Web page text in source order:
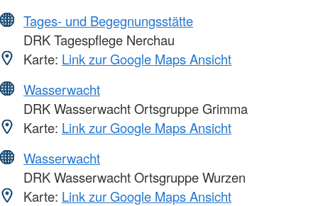
Tages- und Begegnungsstätte
DRK Tagespflege Nerchau
Karte: Link zur Google Maps Ansicht
Wasserwacht
DRK Wasserwacht Ortsgruppe Grimma
Karte: Link zur Google Maps Ansicht
Wasserwacht
DRK Wasserwacht Ortsgruppe Wurzen
Karte: Link zur Google Maps Ansicht